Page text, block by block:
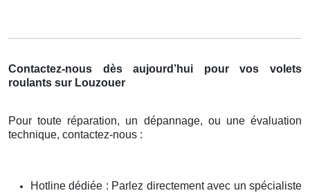
Contactez-nous dès aujourd’hui pour vos volets
roulants sur Louzouer
Pour toute réparation, un dépannage, ou une évaluation
technique, contactez-nous :
Hotline dédiée : Parlez directement avec un spécialiste